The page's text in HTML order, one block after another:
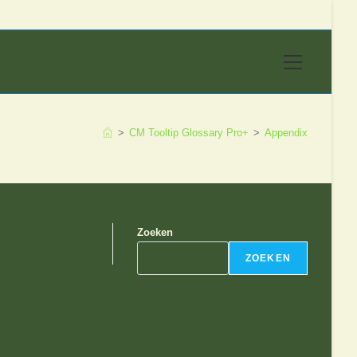
> CM Tooltip Glossary Pro+ > Appendix
Zoeken
ZOEKEN